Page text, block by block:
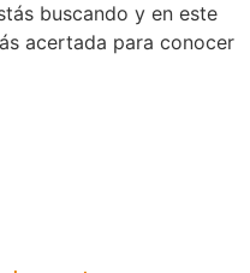
buscando y en este
acertada para conocer